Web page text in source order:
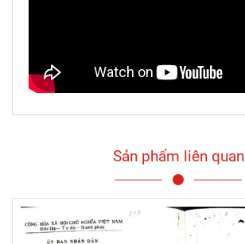
Sản phẩm liên quan